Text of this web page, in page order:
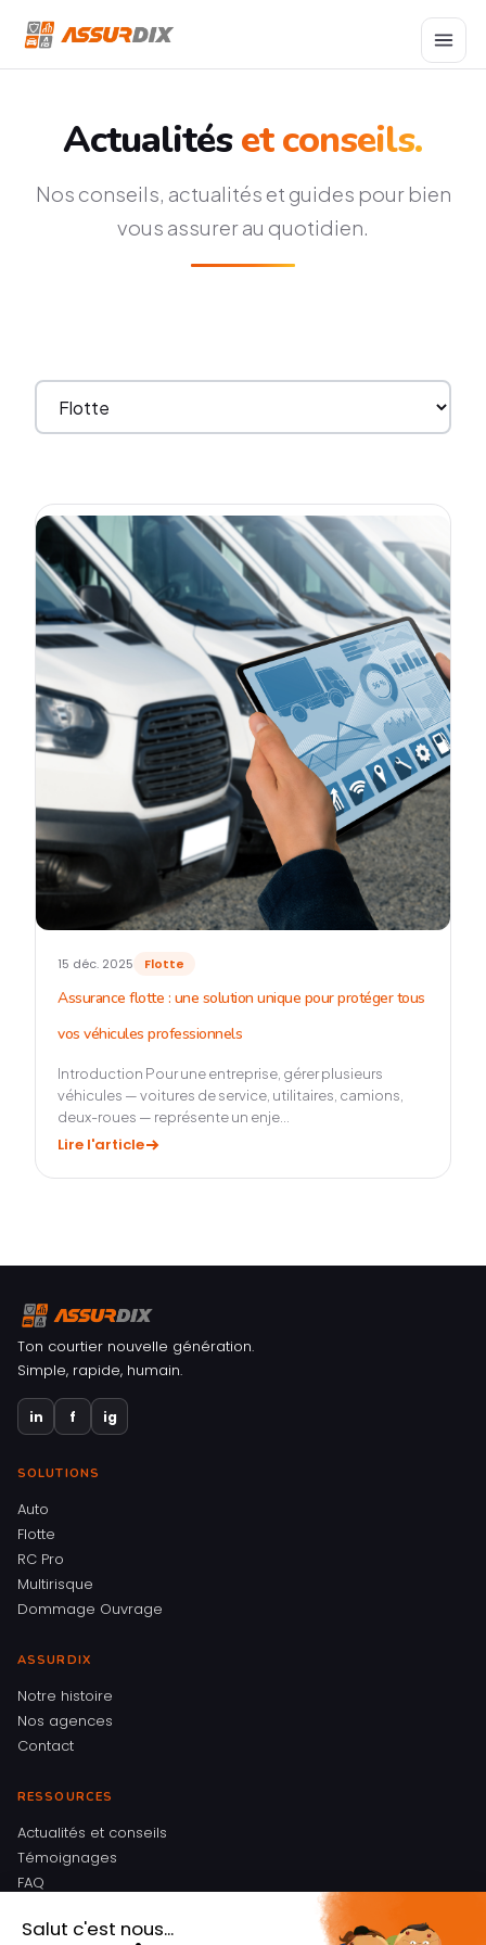
Actualitéset conseils.
Nos conseils, actualités et guides pour bien
vous assurer au quotidien.
Choisir une catégorie
15 déc. 2025 Flotte
Assurance flotte : une solution unique pour protéger tous
vos véhicules professionnels
Introduction Pour une entreprise, gérer plusieurs
véhicules — voitures de service, utilitaires, camions,
deux-roues — représente un enje...
Lire l'article
Ton courtier nouvelle génération.
Simple, rapide, humain.
in f ig
SOLUTIONS
Auto
Flotte
RC Pro
Multirisque
Dommage Ouvrage
ASSURDIX
Notre histoire
Nos agences
Contact
RESSOURCES
Actualités et conseils
Témoignages
FAQ
Politique de confidentialité